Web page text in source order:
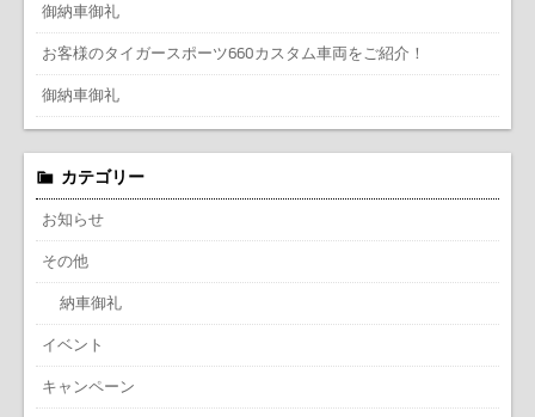
御納車御礼
お客様のタイガースポーツ660カスタム車両をご紹介！
御納車御礼
カテゴリー
お知らせ
その他
納車御礼
イベント
キャンペーン